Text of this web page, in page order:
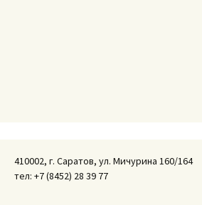
410002, г. Саратов, ул. Мичурина 160/164
тел: +7 (8452) 28 39 77